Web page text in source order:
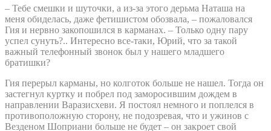
– Тебе смешки и шуточки, а из-за этого дерьма Наташа на
меня обиделась, даже фетишистом обозвала, – пожаловался
Гия и нервно закопошился в карманах. – Только одну пару
успел сунуть?.. Интересно все-таки, Юрий, что за такой
важный телефонный звонок был у нашего младшего
братишки?
Гия перерыл карманы, но колготок больше не нашел. Тогда он
застегнул куртку и побрел под заморосившим дождем в
направлении Варазисхеви. Я постоял немного и поплелся в
противоположную сторону, не подозревая, что и ужинов с
Везденом Шоприани больше не будет – он закроет свой